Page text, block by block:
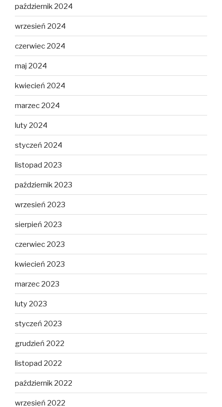
październik 2024
wrzesień 2024
czerwiec 2024
maj 2024
kwiecień 2024
marzec 2024
luty 2024
styczeń 2024
listopad 2023
październik 2023
wrzesień 2023
sierpień 2023
czerwiec 2023
kwiecień 2023
marzec 2023
luty 2023
styczeń 2023
grudzień 2022
listopad 2022
październik 2022
wrzesień 2022